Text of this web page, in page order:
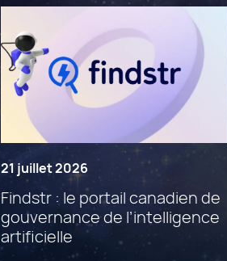
21 juillet 2026
Findstr : le portail canadien de
gouvernance de l’intelligence
artificielle